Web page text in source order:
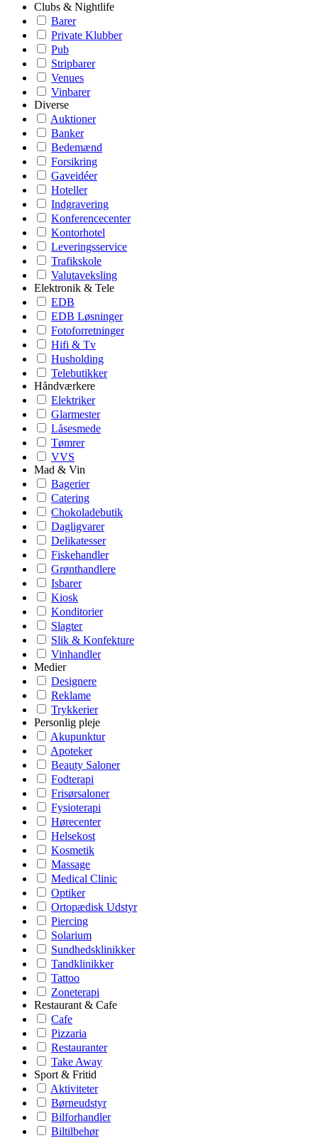
Clubs & Nightlife
Barer
Private Klubber
Pub
Stripbarer
Venues
Vinbarer
Diverse
Auktioner
Banker
Bedemænd
Forsikring
Gaveidéer
Hoteller
Indgravering
Konferencecenter
Kontorhotel
Leveringsservice
Trafikskole
Valutaveksling
Elektronik & Tele
EDB
EDB Løsninger
Fotoforretninger
Hifi & Tv
Husholding
Telebutikker
Håndværkere
Elektriker
Glarmester
Låsesmede
Tømrer
VVS
Mad & Vin
Bagerier
Catering
Chokoladebutik
Dagligvarer
Delikatesser
Fiskehandler
Grønthandlere
Isbarer
Kiosk
Konditorier
Slagter
Slik & Konfekture
Vinhandler
Medier
Designere
Reklame
Trykkerier
Personlig pleje
Akupunktur
Apoteker
Beauty Saloner
Fodterapi
Frisørsaloner
Fysioterapi
Hørecenter
Helsekost
Kosmetik
Massage
Medical Clinic
Optiker
Ortopædisk Udstyr
Piercing
Solarium
Sundhedsklinikker
Tandklinikker
Tattoo
Zoneterapi
Restaurant & Cafe
Cafe
Pizzaria
Restauranter
Take Away
Sport & Fritid
Aktiviteter
Børneudstyr
Bilforhandler
Biltilbehør